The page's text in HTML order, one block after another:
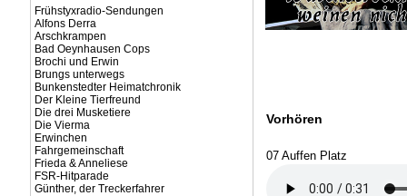
Frühstyxradio-Sendungen
Alfons Derra
Arschkrampen
Bad Oeynhausen Cops
Brochi und Erwin
Brungs unterwegs
Bunkenstedter Heimatchronik
Der Kleine Tierfreund
Die drei Musketiere
Die Vierma
Erwinchen
Fahrgemeinschaft
Frieda & Anneliese
FSR-Hitparade
Günther, der Treckerfahrer
Vorhören
07 Auffen Platz